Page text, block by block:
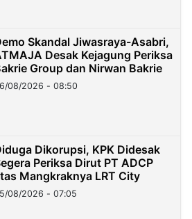
Skandal Jiwasraya-Asabri,
Desak Kejagung Periksa
Group dan Nirwan Bakrie
08/2026 - 08:50
Dikorupsi, KPK Didesak
Periksa Dirut PT ADCP
Mangkraknya LRT City
08/2026 - 07:05